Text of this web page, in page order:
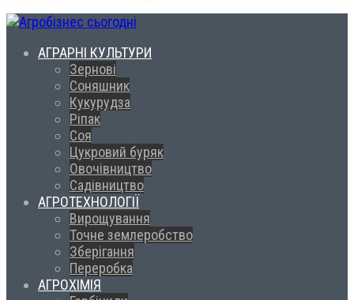
АГРАРНІ КУЛЬТУРИ
Зернові
Соняшник
Кукурудза
Ріпак
Соя
Цукровий буряк
Овочівництво
Садівництво
АГРОТЕХНОЛОГІЇ
Вирощування
Точне землеробство
Зберігання
Переробка
АГРОХІМІЯ